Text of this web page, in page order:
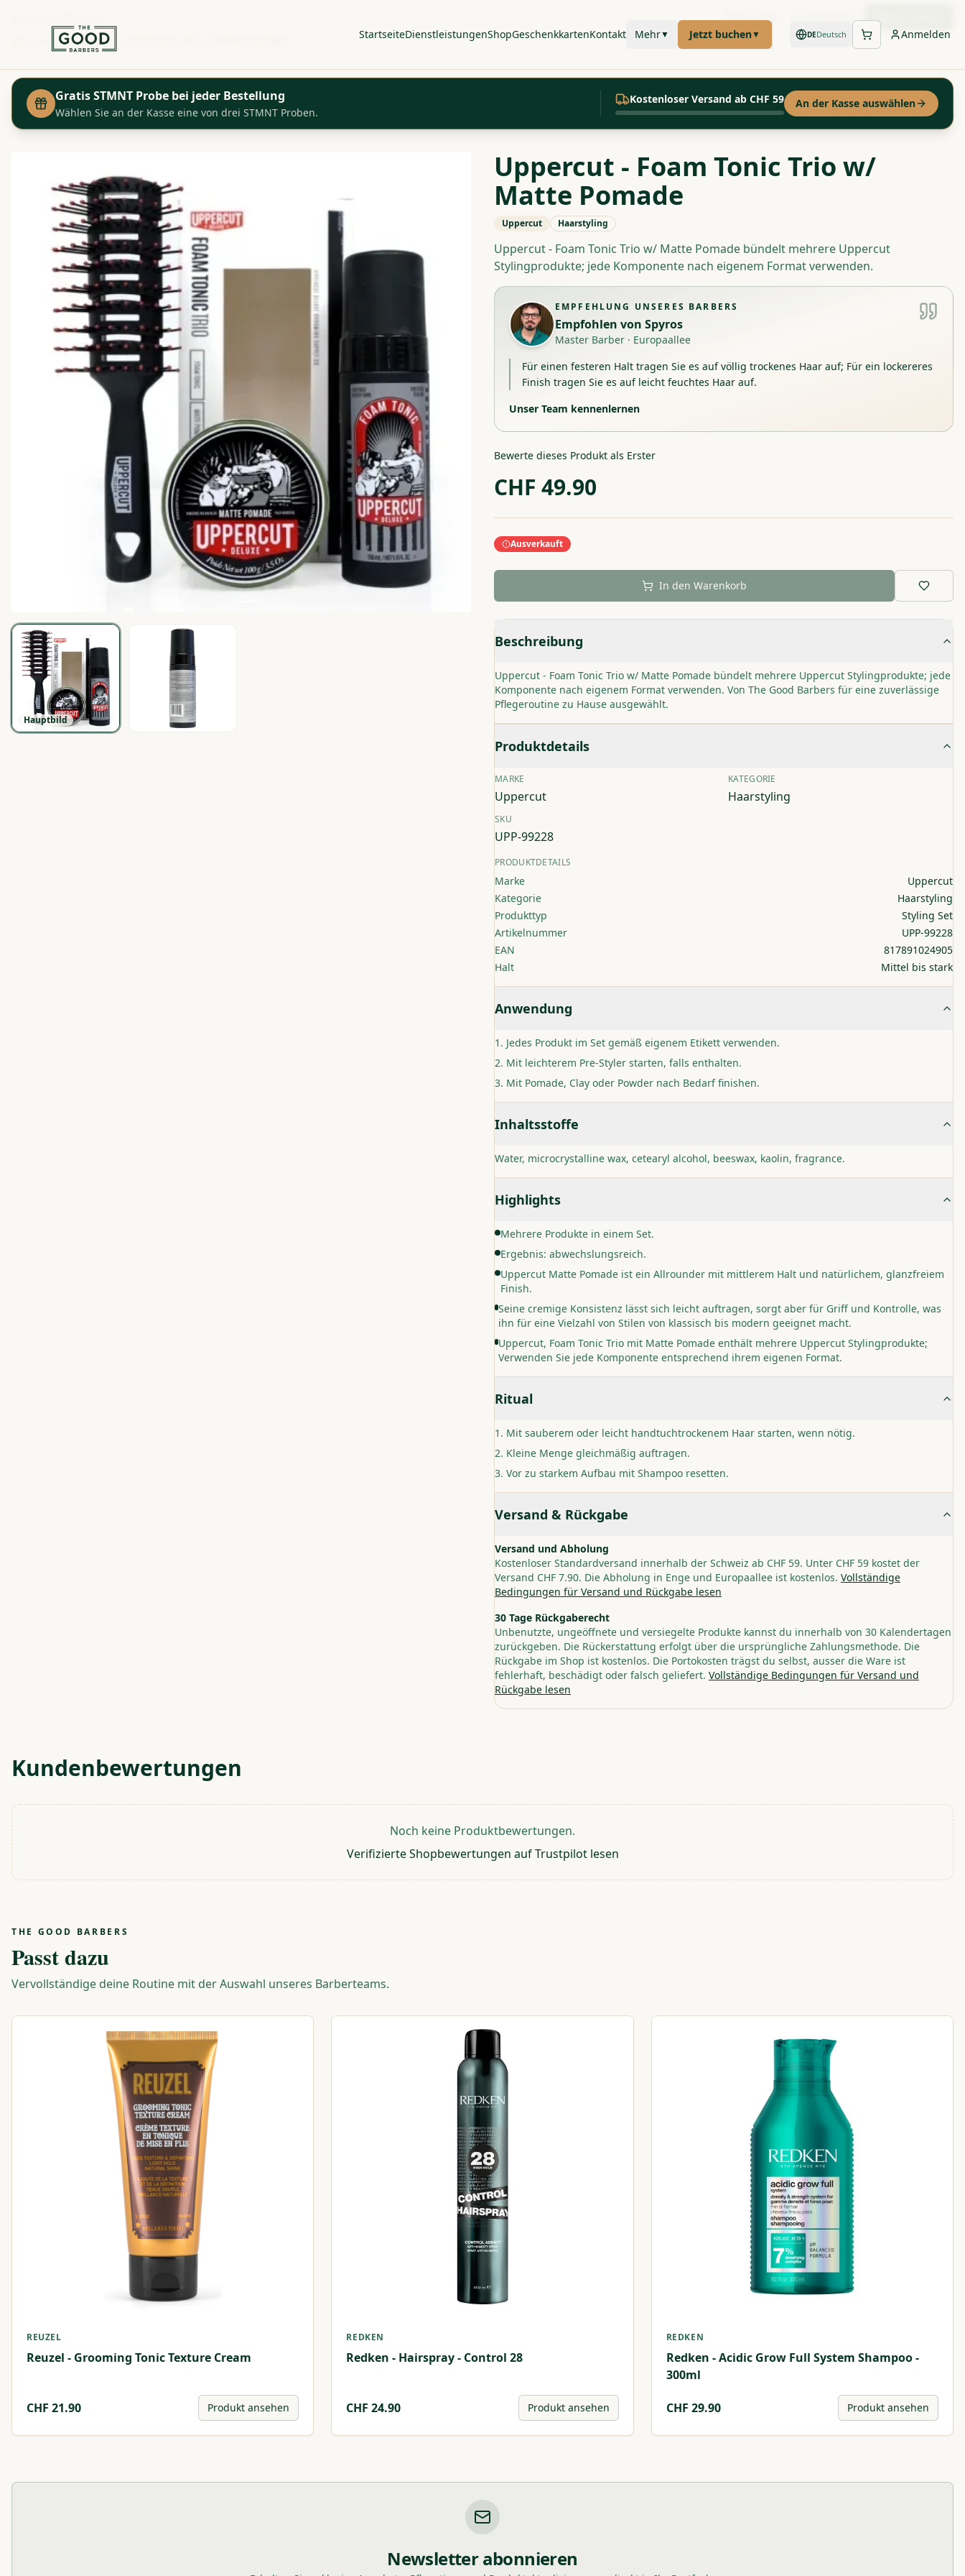
Anrufen WhatsApp
StartseiteDienstleistungenShopGeschenkkartenKontakt Mehr▼ Jetzt buchen▼ DEDeutsch
Anmelden
Startseite
Uppercut - Foam Tonic Trio w/ Matte Pomade
Gratis STMNT Probe bei jeder Bestellung
Wählen Sie an der Kasse eine von drei STMNT Proben.
Kostenloser Versand ab CHF 59 An der Kasse auswählen
Hauptbild
Uppercut - Foam Tonic Trio w/
Matte Pomade
Uppercut Haarstyling
Uppercut - Foam Tonic Trio w/ Matte Pomade bündelt mehrere Uppercut
Stylingprodukte; jede Komponente nach eigenem Format verwenden.
EMPFEHLUNG UNSERES BARBERS
Empfohlen von Spyros
Master Barber · Europaallee
Für einen festeren Halt tragen Sie es auf völlig trockenes Haar auf; Für ein lockereres
Finish tragen Sie es auf leicht feuchtes Haar auf.
Unser Team kennenlernen
Bewerte dieses Produkt als Erster
CHF 49.90
Ausverkauft
In den Warenkorb
Beschreibung
Uppercut - Foam Tonic Trio w/ Matte Pomade bündelt mehrere Uppercut Stylingprodukte; jede
Komponente nach eigenem Format verwenden. Von The Good Barbers für eine zuverlässige
Pflegeroutine zu Hause ausgewählt.
Produktdetails
MARKE
Uppercut
KATEGORIE
Haarstyling
SKU
UPP-99228
PRODUKTDETAILS
Marke
Uppercut
Kategorie
Haarstyling
Produkttyp
Styling Set
Artikelnummer
UPP-99228
EAN
817891024905
Halt
Mittel bis stark
Anwendung
Jedes Produkt im Set gemäß eigenem Etikett verwenden.
Mit leichterem Pre-Styler starten, falls enthalten.
Mit Pomade, Clay oder Powder nach Bedarf finishen.
Inhaltsstoffe
Water, microcrystalline wax, cetearyl alcohol, beeswax, kaolin, fragrance.
Highlights
Mehrere Produkte in einem Set.
Ergebnis: abwechslungsreich.
Uppercut Matte Pomade ist ein Allrounder mit mittlerem Halt und natürlichem, glanzfreiem
Finish.
Seine cremige Konsistenz lässt sich leicht auftragen, sorgt aber für Griff und Kontrolle, was
ihn für eine Vielzahl von Stilen von klassisch bis modern geeignet macht.
Uppercut, Foam Tonic Trio mit Matte Pomade enthält mehrere Uppercut Stylingprodukte;
Verwenden Sie jede Komponente entsprechend ihrem eigenen Format.
Ritual
Mit sauberem oder leicht handtuchtrockenem Haar starten, wenn nötig.
Kleine Menge gleichmäßig auftragen.
Vor zu starkem Aufbau mit Shampoo resetten.
Versand & Rückgabe
Versand und Abholung
Kostenloser Standardversand innerhalb der Schweiz ab CHF 59. Unter CHF 59 kostet der
Versand CHF 7.90. Die Abholung in Enge und Europaallee ist kostenlos. Vollständige
Bedingungen für Versand und Rückgabe lesen
30 Tage Rückgaberecht
Unbenutzte, ungeöffnete und versiegelte Produkte kannst du innerhalb von 30 Kalendertagen
zurückgeben. Die Rückerstattung erfolgt über die ursprüngliche Zahlungsmethode. Die
Rückgabe im Shop ist kostenlos. Die Portokosten trägst du selbst, ausser die Ware ist
fehlerhaft, beschädigt oder falsch geliefert. Vollständige Bedingungen für Versand und
Rückgabe lesen
Kundenbewertungen
Noch keine Produktbewertungen.
Verifizierte Shopbewertungen auf Trustpilot lesen
THE GOOD BARBERS
Passt dazu
Vervollständige deine Routine mit der Auswahl unseres Barberteams.
REUZEL
Reuzel - Grooming Tonic Texture Cream
CHF 21.90 Produkt ansehen
REDKEN
Redken - Hairspray - Control 28
CHF24.90 Produkt ansehen
REDKEN
Redken - Acidic Grow Full System Shampoo -
300ml
CHF 29.90 Produkt ansehen
Newsletter abonnieren